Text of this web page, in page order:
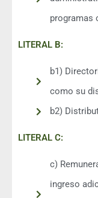
programas
LITERAL B:
b1)
como su
b2)
LITERAL C:
c)
ingreso